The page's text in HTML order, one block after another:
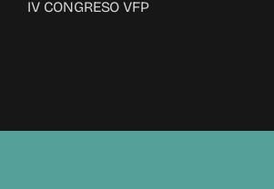
IV CONGRESO VFP